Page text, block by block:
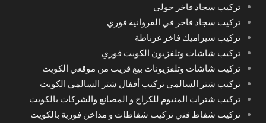
تركيب سجاد فاخر حولي
تركيب سجاد فاخر في الفروانية فوري
تركيب سيراميك فاخر غرناطة
تركيب شاشات وتلفزيون الكويت فوري
تركيب شاشات وتلفزيونات بيع قريب من موقعي الكويت
تركيب شتر السالمي تركيب أقفال شتر السالمي الكويت
تركيب شترات المنيوم للكراج و المصانع والشركات بالكويت
تركيب شفاط فني تركيب شفاطات و مداخن فورية بالكويت